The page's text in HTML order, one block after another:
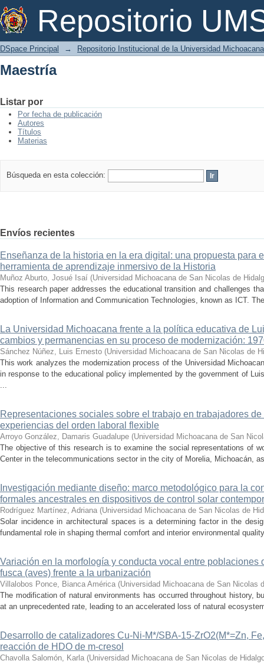
Repositorio
Maestría
DSpace Principal → Repositorio Institucional de la Universidad
Maestría
Listar por
Por fecha de publicación
Autores
Títulos
Materias
Búsqueda en esta colección:
Envíos recientes
Enseñanza de la historia en la era digital: una propuesta para
herramienta de aprendizaje inmersivo de la Historia
Muñoz Aburto, Josué Isaí (Universidad Michoacana de San Nicolas de
This research paper addresses the educational transition and challenges
adoption of Information and Communication Technologies, known as ICT.
La Universidad Michoacana frente a la política educativa de
cambios y permanencias en su proceso de modernización:
Sánchez Núñez, Luis Ernesto (Universidad Michoacana de San Nicolas de
This work analyzes the modernization process of the Universidad
in response to the educational policy implemented by the government of
...
Representaciones sociales sobre el trabajo en trabajadores
experiencias del orden laboral flexible
Arroyo González, Damaris Guadalupe (Universidad Michoacana de San
The objective of this research is to examine the social representations of
Center in the telecommunications sector in the city of Morelia, Michoacán,
Investigación mediante diseño: marco metodológico para la
formales ancestrales en dispositivos de control solar
Rodríguez Martínez, Adriana (Universidad Michoacana de San Nicolas de
Solar incidence in architectural spaces is a determining factor in the
fundamental role in shaping thermal comfort and interior environmental
Variación en la morfología y conducta vocal entre poblaciones
fusca (aves) frente a la urbanización
Villalobos Ponce, Bianca América (Universidad Michoacana de San Nicolas
The modification of natural environments has occurred throughout history,
at an unprecedented rate, leading to an accelerated loss of natural
Desarrollo de catalizadores Cu-Ni-M*/SBA-15-ZrO2(M*=Zn,
reacción de HDO de m-cresol
Chavolla Salomón, Karla (Universidad Michoacana de San Nicolas de